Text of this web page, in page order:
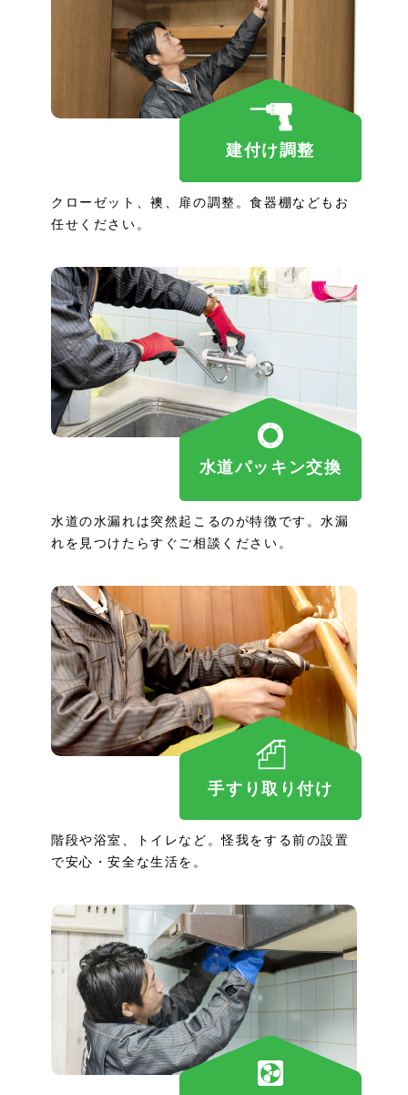
建付け調整
クローゼット、襖、扉の調整。食器棚などもお
任せください。
水道パッキン交換
水道の水漏れは突然起こるのが特徴です。水漏
れを見つけたらすぐご相談ください。
手すり取り付け
階段や浴室、トイレなど。怪我をする前の設置
で安心・安全な生活を。